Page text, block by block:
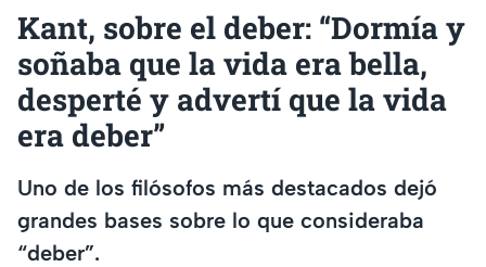
Kant, sobre el deber: “Dormía y
soñaba que la vida era bella,
desperté y advertí que la vida
era deber”
Uno de los filósofos más destacados dejó
grandes bases sobre lo que consideraba
“deber”.